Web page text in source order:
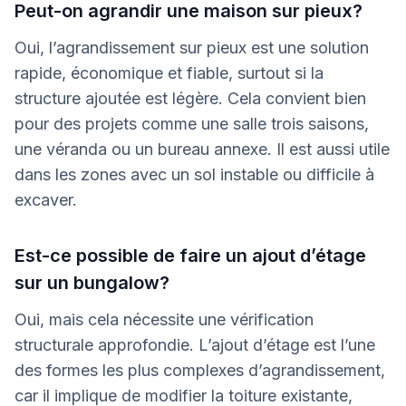
Peut-on agrandir une maison sur pieux?
Oui, l’agrandissement sur pieux est une solution
rapide, économique et fiable, surtout si la
structure ajoutée est légère. Cela convient bien
pour des projets comme une salle trois saisons,
une véranda ou un bureau annexe. Il est aussi utile
dans les zones avec un sol instable ou difficile à
excaver.
Est-ce possible de faire un ajout d’étage
sur un bungalow?
Oui, mais cela nécessite une vérification
structurale approfondie. L’ajout d’étage est l’une
des formes les plus complexes d’agrandissement,
car il implique de modifier la toiture existante,